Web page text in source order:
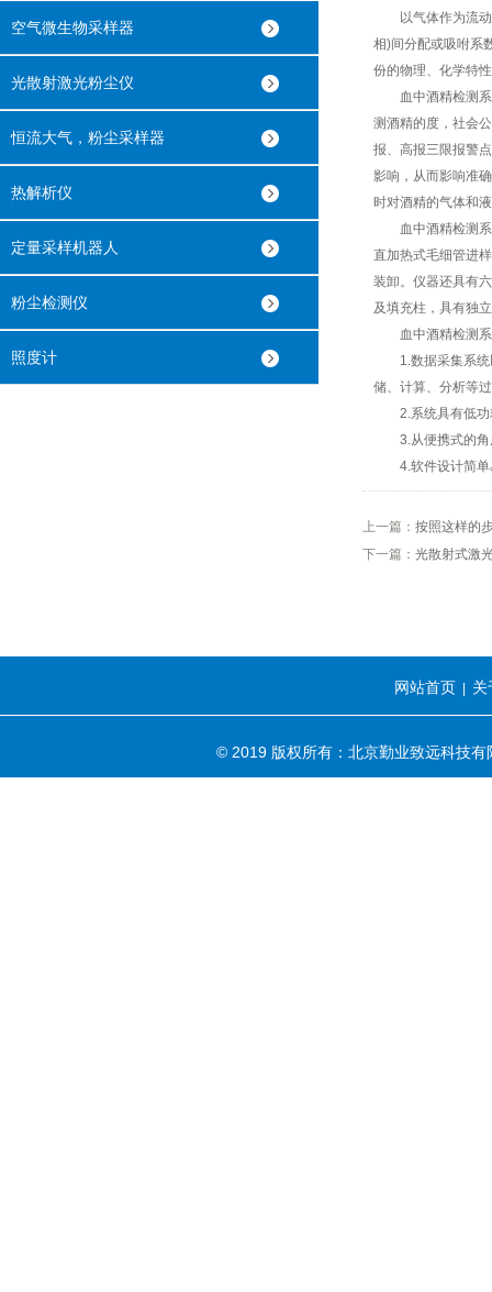
空气微生物采样器
光散射激光粉尘仪
恒流大气，粉尘采样器
热解析仪
定量采样机器人
粉尘检测仪
照度计
以气体作为流动
相)间分配或吸咐系
份的物理、化学特
血中酒精检测系
测酒精的度，社会
报、高报三限报警
影响，从而影响准
时对酒精的气体和
血中酒精检测系
直加热式毛细管进
装卸。仪器还具有
及填充柱，具有独
血中酒精检测系
1.数据采集系统以
储、计算、分析等
2.系统具有低功
3.从便携式的角
4.软件设计简单
上一篇： 按照这样的
下一篇： 光散射式激
网站首页 关
© 2019 版权所有：北京勤业致远科技